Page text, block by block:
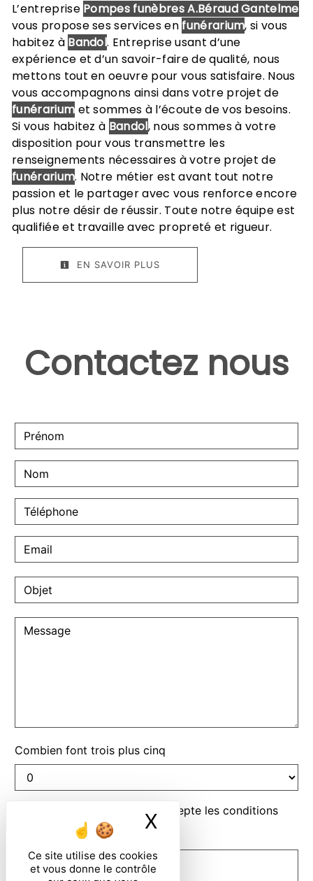
Ce site utilise des cookies
et vous donne le contrôle
X Masquer le
L’entreprise Pompes funèbres A.Béraud Gantelme
vous propose ses services en funérarium, si vous
habitez à Bandol. Entreprise usant d’une
expérience et d’un savoir-faire de qualité, nous
mettons tout en oeuvre pour vous satisfaire. Nous
vous accompagnons ainsi dans votre projet de
funérarium et sommes à l’écoute de vos besoins.
Si vous habitez à Bandol, nous sommes à votre
disposition pour vous transmettre les
renseignements nécessaires à votre projet de
funérarium. Notre métier est avant tout notre
passion et le partager avec vous renforce encore
plus notre désir de réussir. Toute notre équipe est
qualifiée et travaille avec propreté et rigueur.
EN SAVOIR PLUS
Contactez nous
Combien font trois plus cinq
En cochant cette case, j'accepte les conditions
particulières ci-dessous **
ENVOYER